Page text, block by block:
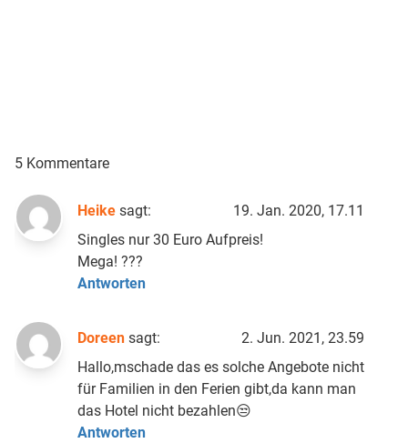
5 Kommentare
Heike sagt:
19. Jan. 2020, 17.11
Singles nur 30 Euro Aufpreis!
Mega! ???
Antworten
Doreen sagt:
2. Jun. 2021, 23.59
Hallo,mschade das es solche Angebote nicht
für Familien in den Ferien gibt,da kann man
das Hotel nicht bezahlen😒
Antworten